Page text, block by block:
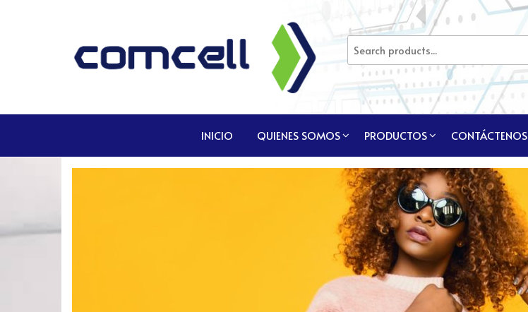
INICIO QUIENES SOMOS PRODUCTOS CONTÁCTENOS